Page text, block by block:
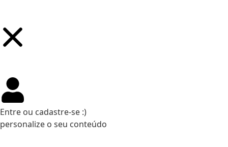
Entre ou cadastre-se :)
personalize o seu conteúdo